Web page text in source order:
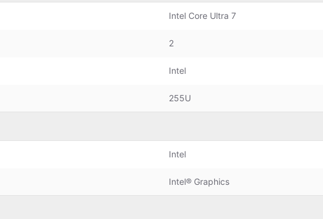
Intel Core Ultra 7
2
Intel
255U
Intel
Intel® Graphics